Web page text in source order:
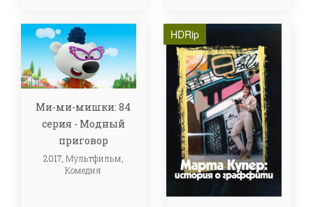
Ми-ми-мишки: 84
серия - Модный
приговор
2017, Мультфильм
Комедия
HDRip